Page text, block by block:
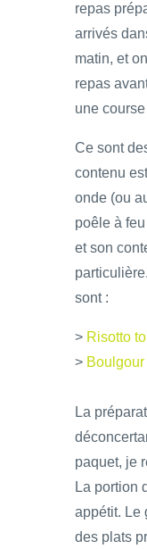
repas
arrivés
matin, et
repas
une
Ce sont
contenu
onde (ou
poêle à
et son
sont :
> Risotto
>
La
paquet, je
La portion
appétit. Le
des plats